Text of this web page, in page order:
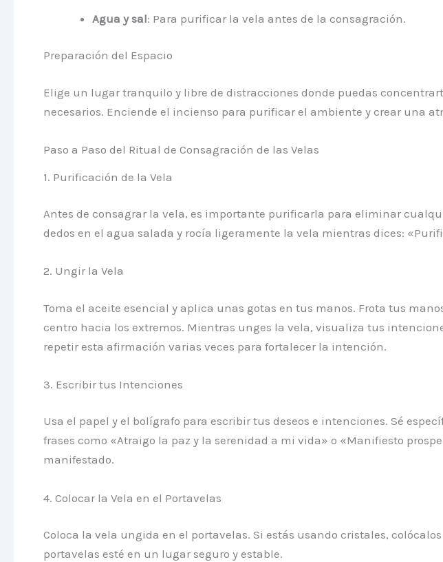
Agua y sal: Para purificar la vela antes de la consagración.
Preparación del Espacio
Elige un lugar tranquilo y libre de distracciones donde puedas
necesarios. Enciende el incienso para purificar el ambiente y crear una
Paso a Paso del Ritual de Consagración de las Velas
1. Purificación de la Vela
Antes de consagrar la vela, es importante purificarla para eliminar
dedos en el agua salada y rocía ligeramente la vela mientras dices:
2. Ungir la Vela
Toma el aceite esencial y aplica unas gotas en tus manos. Frota tus
centro hacia los extremos. Mientras unges la vela, visualiza tus
repetir esta afirmación varias veces para fortalecer la intención.
3. Escribir tus Intenciones
Usa el papel y el bolígrafo para escribir tus deseos e intenciones. Sé
frases como «Atraigo la paz y la serenidad a mi vida» o «Manifiesto
manifestado.
4. Colocar la Vela en el Portavelas
Coloca la vela ungida en el portavelas. Si estás usando cristales,
portavelas esté en un lugar seguro y estable.